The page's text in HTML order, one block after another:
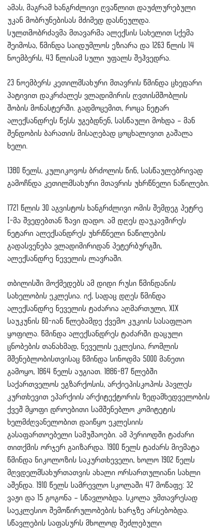
ამას, მაგრამ ხანგრძლივი ღვაწლით დაუძლურებული
უკან მობრუნებისას მძიმედ დასნეულდა.
სულთმობრძავმა მთავარმა ალექსის სახელით სქემა
შეიმოსა, წმინდა საიდუმლოს ეზიარა და 1263 წლის 14
ნოემბერს, 43 წლისამ სული უფალს შეჰვედრა.
23 ნოემბერს კეთილმსახური მთავრის წმინდა ცხედარი
პატივით დაკრძალეს ვლადიმირის ღვთისმშობლის
შობის მონასტერში. გადმოცემით, როცა ნეტარ
ალექსანდრეს წესს უგებდნენ, სასწაული მოხდა – მან
შენდობის ბარათის მისაღებად ცოცხალივით გაშალა
ხელი.
1380 წელს, კულიკოვოს ბრძოლის წინ, სასწაულებრივად
გამოჩნდა კეთილმსახური მთავრის უხრწნელი ნაწილები.
1721 წლის 30 აგვისტოს ხანგრძლივი ომის შემდეგ პეტრე
I-მა შვედებთან ზავი დადო. ამ დღეს დაუკავშირეს
ნეტარი ალექსანდრეს უხრწნელი ნაწილების
გადასვენება ვლადიმირიდან პეტერბურგში,
ალექსანდრე ნეველის ლავრაში.
თბილისში მოქმედებს ამ დიდი რუსი წმინდანის
სახელობის ეკლესია. იქ, სადაც დღეს წმინდა
ალექსანდრე ნეველის ტაძარია აღმართული, XIX
საუკუნის 60-იან წლებამდე ქვემო კუკიის სასაფლაო
ყოფილა. წმინდა ალექსანდრეს ტაძარში დაცული
ცნობების თანახმად, ნეველის ეკლესია, რომლის
მშენებლობისთვისაც წმინდა სინოდმა 5000 მანეთი
გამოყო, 1864 წელს აუგიათ. 1886-87 წლებში
საქართველოს ეგზარქოსის, არქიეპისკოპოს პავლეს
კურთხევით ეპარქიის არქიტექტორის ზედამხედველობის
ქვეშ მყოფი დროებითი სამშენებლო კომიტეტის
ხელმძღვანელობით დაიწყო ეკლესიის
გასაფართოებელი სამუშაოები. ამ პერიოდში ტაძარი
თითქმის ორჯერ გაიზარდა. 1900 წელს ტაძარს მიემატა
წმინდა ნიკოლოზის საკურთხეველი, ხოლო 1902 წელს
მღვდელმსახურთათვის ახალი ორსართულიანი სახლი
აშენდა. 1910 წელს სამრევლო სკოლაში 47 მოწაფე: 32
ვაჟი და 15 გოგონა – სწავლობდა. სკოლა უმთავრესად
საეკლესიო შემოწირულობების ხარჯზე არსებობდა.
სწავლების საფასურს მხოლოდ შეძლებული